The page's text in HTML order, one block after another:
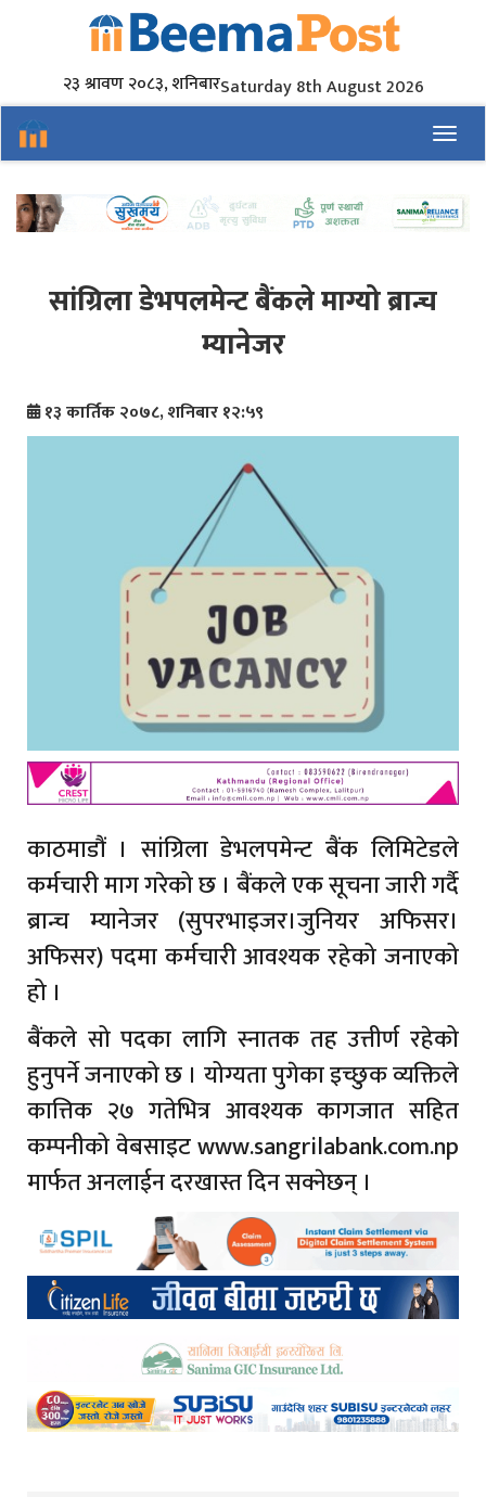
२३ श्रावण २०८३, शनिबारSaturday 8th August 2026
सांग्रिला डेभपलमेन्ट बैंकले माग्यो ब्रान्च
म्यानेजर
१३ कार्तिक २०७८, शनिबार १२:५९
काठमाडौं । सांग्रिला डेभलपमेन्ट बैंक लिमिटेडले
कर्मचारी माग गरेको छ । बैंकले एक सूचना जारी गर्दै
ब्रान्च म्यानेजर (सुपरभाइजर।जुनियर अफिसर।
अफिसर) पदमा कर्मचारी आवश्यक रहेको जनाएको
हो ।
बैंकले सो पदका लागि स्नातक तह उत्तीर्ण रहेको
हुनुपर्ने जनाएको छ । योग्यता पुगेका इच्छुक व्यक्तिले
कात्तिक २७ गतेभित्र आवश्यक कागजात सहित
कम्पनीको वेबसाइट www.sangrilabank.com.np
मार्फत अनलाईन दरखास्त दिन सक्नेछन् ।